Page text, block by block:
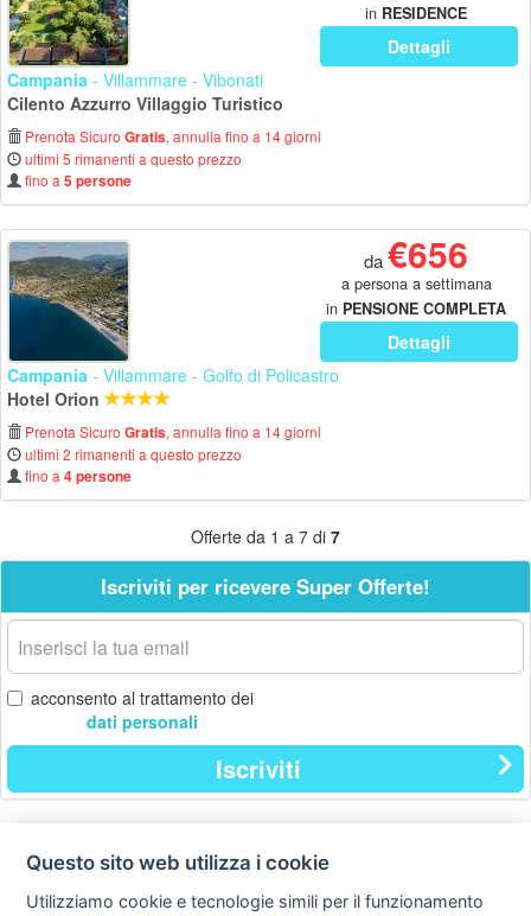
in RESIDENCE
Dettagli
Campania - Villammare - Vibonati
Cilento Azzurro Villaggio Turistico
Prenota Sicuro Gratis, annulla fino a 14 giorni
ultimi 5 rimanenti a questo prezzo
fino a 5 persone
da€656
a persona a settimana
in PENSIONE COMPLETA
Dettagli
Campania - Villammare - Golfo di Policastro
Hotel Orion
Prenota Sicuro Gratis, annulla fino a 14 giorni
ultimi 2 rimanenti a questo prezzo
fino a 4 persone
Offerte da 1 a 7 di 7
Iscriviti per ricevere Super Offerte!
La
tua
email
acconsento al trattamento dei
dati personali
Iscriviti
Contatti
Privacy
Questo sito web utilizza i cookie
Utilizziamo cookie e tecnologie simili per il funzionamento